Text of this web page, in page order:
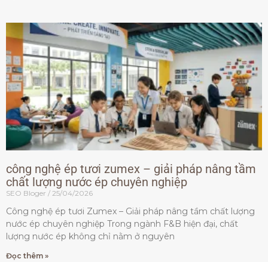
công nghệ ép tươi zumex – giải pháp nâng tầm
chất lượng nước ép chuyên nghiệp
SEO Bloger 25/04/2026
Công nghệ ép tươi Zumex – Giải pháp nâng tầm chất lượng
nước ép chuyên nghiệp Trong ngành F&B hiện đại, chất
lượng nước ép không chỉ nằm ở nguyên
Đọc thêm »